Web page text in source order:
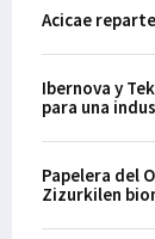
Acicae
Ibernova y
para una
Papelera del
Zizurkilen